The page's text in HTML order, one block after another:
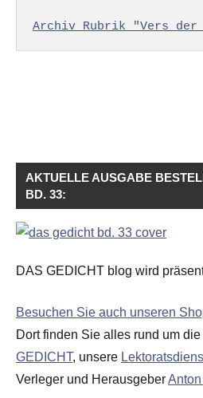
Archiv Rubrik "Vers der
AKTUELLE AUSGABE
BD. 33:
DAS GEDICHT blog wird
Besuchen Sie auch unseren
Dort finden Sie alles rund um
GEDICHT, unsere
Verleger und Herausgeber